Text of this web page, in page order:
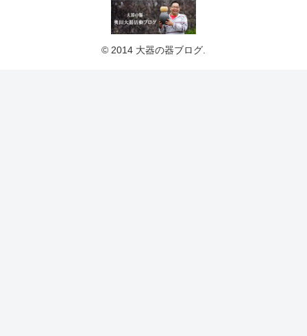
© 2014 大器の器ブログ.